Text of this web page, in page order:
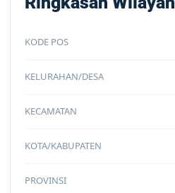
KODE POS
KELURAHAN/DESA
KECAMATAN
KOTA/KABUPATEN
PROVINSI